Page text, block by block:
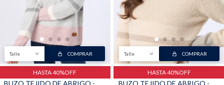
Talle COMPRAR
HASTA 40%OFF
BUZO TEJIDO DE ABRIGO - Rosa
Talle COMPRAR
HASTA 40%OFF
BUZO TEJIDO DE ABRIGO - Verde